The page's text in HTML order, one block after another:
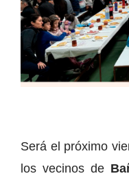
Será el próximo
los vecinos de